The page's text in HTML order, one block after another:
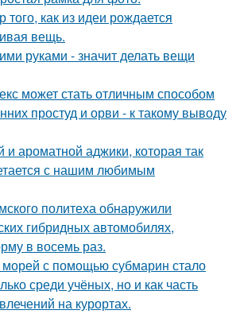
того, как из идеи рождается
вещь.
руками - значит делать вещи
может стать отличным способом
простуд и орви - к такому выводу
и ароматной аджики, которая так
с нашим любимым
политеха обнаружили
гибридных автомобилях,
в восемь раз.
с помощью субмарин стало
среди учёных, но и как часть
на курортах.